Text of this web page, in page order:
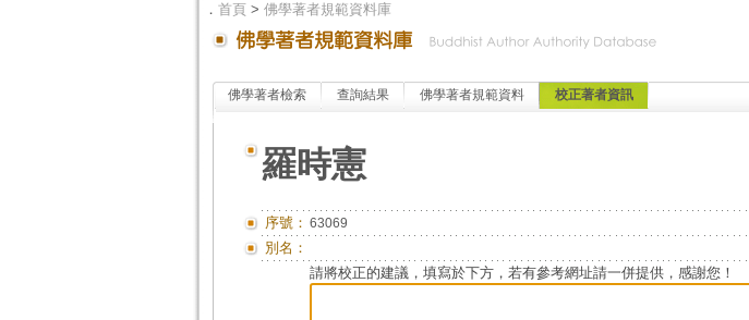
． 首頁> 佛學著者規範資料庫
佛學著者檢索 查詢結果 佛學著者規範資料 校正著者資訊
羅時憲
序號： 63069
別名：
請將校正的建議，填寫於下方，若有參考網址請一併提供，感謝您！